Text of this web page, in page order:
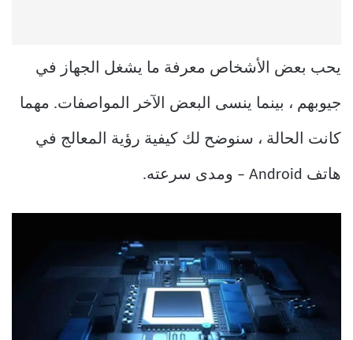
يحب بعض الأشخاص معرفة ما يشغل الجهاز في
جيوبهم ، بينما ينسى البعض الآخر المواصفات. مهما
كانت الحالة ، سنوضح لك كيفية رؤية المعالج في
هاتف Android – ومدى سرعته.